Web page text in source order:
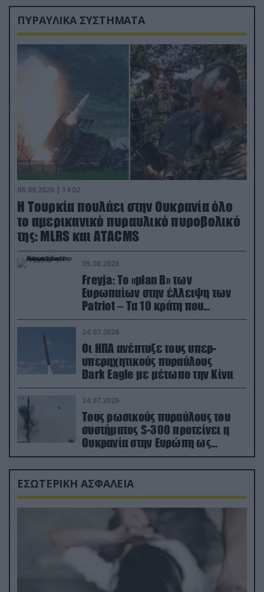
ΠΥΡΑΥΛΙΚΑ ΣΥΣΤΗΜΑΤΑ
08.08.2026 | 14:02
Η Τουρκία πουλάει στην Ουκρανία όλο
το αμερικανικό πυραυλικό πυροβολικό
της: MLRS και ΑΤΑCMS
05.08.2026
Freyja: Το «plan Β» των
Ευρωπαίων στην έλλειψη των
Patriot – Τα 10 κράτη που
συμμετέχουν στο δίκτυο
συνεργασίας
24.07.2026
Οι ΗΠΑ ανέπτυξε τους υπερ-
υπερηχητικούς πυραύλους
Dark Eagle με μέτωπο την Κίνα
24.07.2026
Τους ρωσικούς πυραύλους του
συστήματος S-300 προτείνει η
Ουκρανία στην Ευρώπη ως
αντιβαλλιστικό σύστημα
ΕΣΩΤΕΡΙΚΗ ΑΣΦΑΛΕΙΑ